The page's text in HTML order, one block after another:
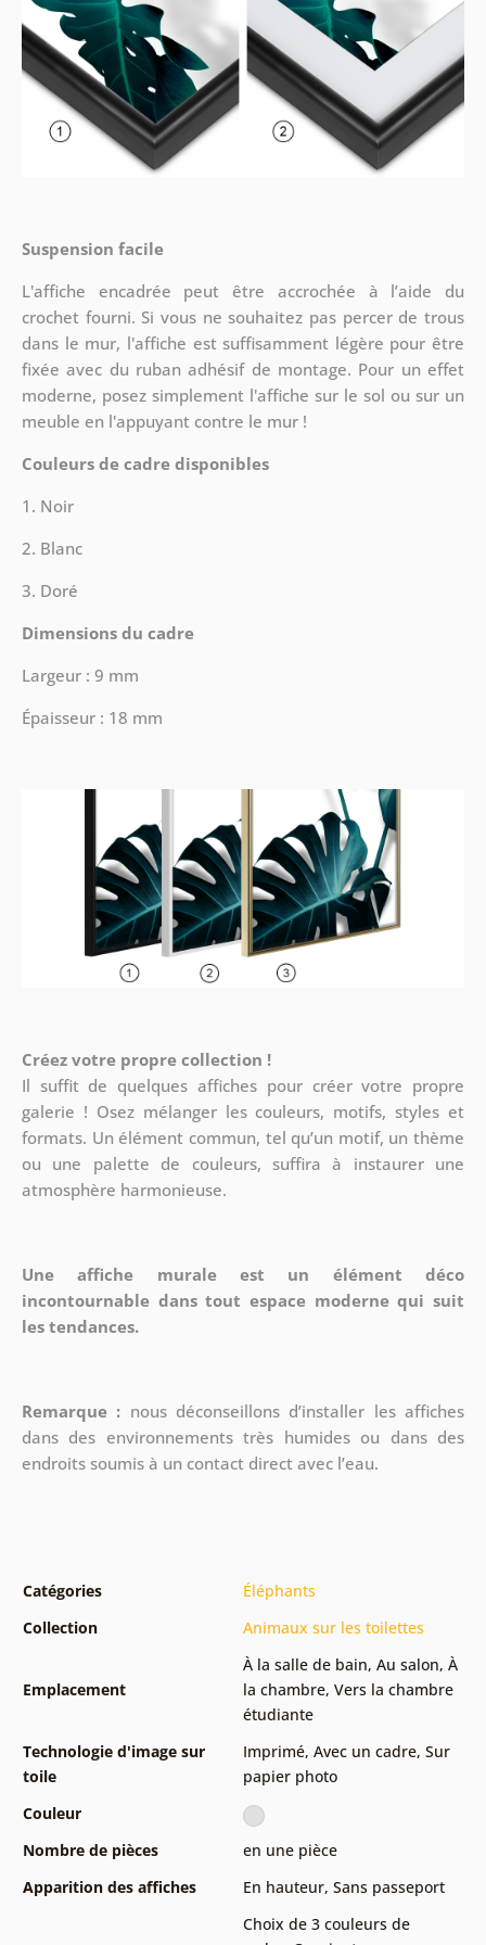
Suspension facile
L'affiche encadrée peut être accrochée à l’aide du
crochet fourni. Si vous ne souhaitez pas percer de trous
dans le mur, l'affiche est suffisamment légère pour être
fixée avec du ruban adhésif de montage. Pour un effet
moderne, posez simplement l'affiche sur le sol ou sur un
meuble en l'appuyant contre le mur !
Couleurs de cadre disponibles
1. Noir
2. Blanc
3. Doré
Dimensions du cadre
Largeur : 9 mm
Épaisseur : 18 mm
Créez votre propre collection !
Il suffit de quelques affiches pour créer votre propre
galerie ! Osez mélanger les couleurs, motifs, styles et
formats. Un élément commun, tel qu’un motif, un thème
ou une palette de couleurs, suffira à instaurer une
atmosphère harmonieuse.
Une affiche murale est un élément déco
incontournable dans tout espace moderne qui suit
les tendances.
Remarque : nous déconseillons d’installer les affiches
dans des environnements très humides ou dans des
endroits soumis à un contact direct avec l’eau.
Catégories
Éléphants
Collection
Animaux sur les toilettes
Emplacement
À la salle de bain, Au salon, À
la chambre, Vers la chambre
étudiante
Technologie d'image sur
toile
Imprimé, Avec un cadre, Sur
papier photo
Couleur
Nombre de pièces
en une pièce
Apparition des affiches
En hauteur, Sans passeport
Choix de 3 couleurs de